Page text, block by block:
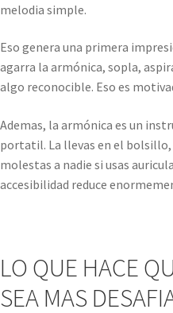
melodia simple.
Eso genera una primera
agarra la armónica, sopla,
algo reconocible. Eso es
Ademas, la armónica es un
portatil. La llevas en el
molestas a nadie si usas
accesibilidad reduce
LO QUE HACE
SEA MAS